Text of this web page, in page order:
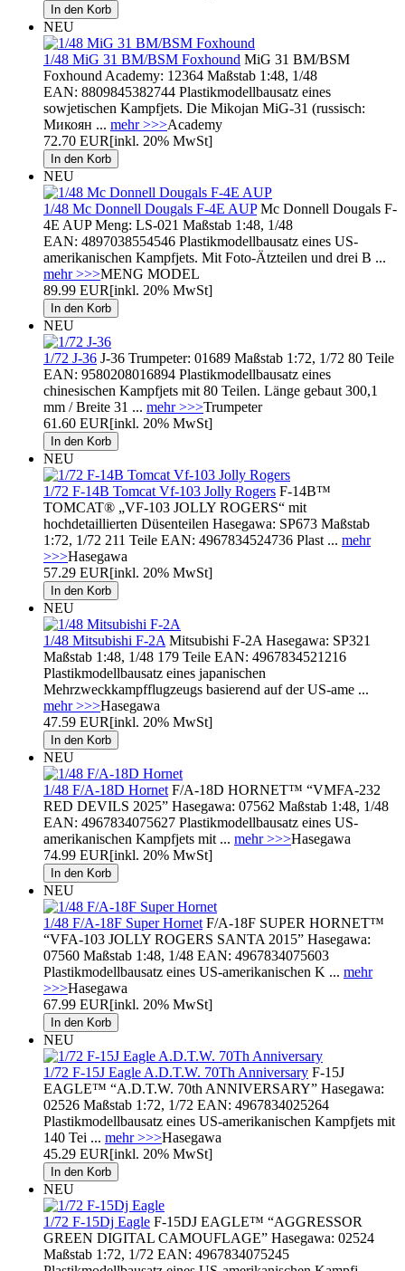
NEU
1/48 MiG 31 BM/BSM Foxhound MiG 31 BM/BSM
Foxhound Academy: 12364 Maßstab 1:48, 1/48
EAN: 8809845382744 Plastikmodellbausatz eines
sowjetischen Kampfjets. Die Mikojan MiG-31 (russisch:
Микоян ... mehr >>>Academy
72.70 EUR[inkl. 20% MwSt]
NEU
1/48 Mc Donnell Dougals F-4E AUPMc Donnell Dougals F-
4E AUP Meng: LS-021 Maßstab 1:48, 1/48
EAN: 4897038554546 Plastikmodellbausatz eines US-
amerikanischen Kampfjets. Mit Foto-Ätzteilen und drei B ...
mehr >>>MENG MODEL
89.99 EUR[inkl. 20% MwSt]
NEU
1/72 J-36 J-36 Trumpeter: 01689 Maßstab 1:72, 1/72 80 Teile
EAN: 9580208016894 Plastikmodellbausatz eines
chinesischen Kampfjets mit 80 Teilen. Länge gebaut 300,1
mm / Breite 31 ... mehr >>>Trumpeter
61.60 EUR[inkl. 20% MwSt]
NEU
1/72 F-14B Tomcat Vf-103 Jolly Rogers F-14B™
TOMCAT® „VF-103 JOLLY ROGERS“ mit
hochdetaillierten Düsenteilen Hasegawa: SP673 Maßstab
1:72, 1/72 211 Teile EAN: 4967834524736 Plast ... mehr
>>>Hasegawa
57.29 EUR[inkl. 20% MwSt]
NEU
1/48 Mitsubishi F-2A Mitsubishi F-2A Hasegawa: SP321
Maßstab 1:48, 1/48 179 Teile EAN: 4967834521216
Plastikmodellbausatz eines japanischen
Mehrzweckkampfflugzeugs basierend auf der US-ame ...
mehr >>>Hasegawa
47.59 EUR[inkl. 20% MwSt]
NEU
1/48 F/A-18D Hornet F/A-18D HORNET™ “VMFA-232
RED DEVILS 2025” Hasegawa: 07562 Maßstab 1:48, 1/48
EAN: 4967834075627 Plastikmodellbausatz eines US-
amerikanischen Kampfjets mit ... mehr >>>Hasegawa
74.99 EUR[inkl. 20% MwSt]
NEU
1/48 F/A-18F Super Hornet F/A-18F SUPER HORNET™
“VFA-103 JOLLY ROGERS SANTA 2015” Hasegawa:
07560 Maßstab 1:48, 1/48 EAN: 4967834075603
Plastikmodellbausatz eines US-amerikanischen K ... mehr
>>>Hasegawa
67.99 EUR[inkl. 20% MwSt]
NEU
1/72 F-15J Eagle A.D.T.W. 70Th Anniversary F-15J
EAGLE™ “A.D.T.W. 70th ANNIVERSARY” Hasegawa:
02526 Maßstab 1:72, 1/72 EAN: 4967834025264
Plastikmodellbausatz eines US-amerikanischen Kampfjets mit
140 Tei ... mehr >>>Hasegawa
45.29 EUR[inkl. 20% MwSt]
NEU
1/72 F-15Dj Eagle F-15DJ EAGLE™ “AGGRESSOR
GREEN DIGITAL CAMOUFLAGE” Hasegawa: 02524
Maßstab 1:72, 1/72 EAN: 4967834075245